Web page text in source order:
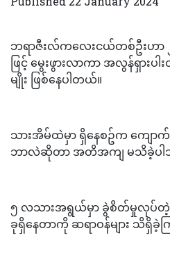
ဘရာဇီးလ်ကလေးငယ်တစ်ဦးဟာ
ဖြင့် မွေးဖွားလာကာ အလွန်ရှားပ
မျိုး ဖြစ်နေပါတယ်။
သားအိမ်ထဲမှာ ရှိနေစဥ်က ကျော
ဘာလဲဆိုတာ အတိအကျ မသိခဲ့ပါ
၅ လသားအရွယ်မှာ ခွဲစိတ်မှုလုပ်တဲ့
ခုရှိနေတာကို ဆရာဝန်များ သိရှိခဲ့